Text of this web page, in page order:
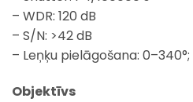
– WDR: 120 dB
– S/N: >42 dB
– Leņķu pielāgošana:
Objektīvs